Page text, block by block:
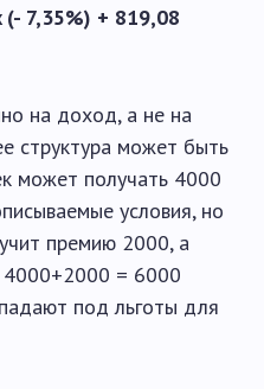
7,35%) + 819,08
на доход, а не на
структура может быть
может получать 4000
условия, но
премию 2000, а
= 6000
под льготы для